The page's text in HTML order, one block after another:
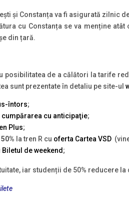
și Constanța va fi asigurată zilnic
cu Constanța se va menține
din țară.
posibilitatea de a călători la tarife
sunt prezentate în detaliu pe site-ul
întors;
cumpărarea cu anticipaţie;
Plus;
50% la tren R cu oferta Cartea VSD
Biletul de weekend;
iar studenții de 50% reducere